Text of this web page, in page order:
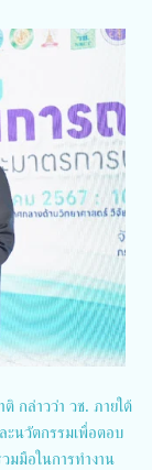
กล่าวว่า วช. ภายใต้
ะนวัตกรรมเพื่อตอบ
มมือในการทำงาน